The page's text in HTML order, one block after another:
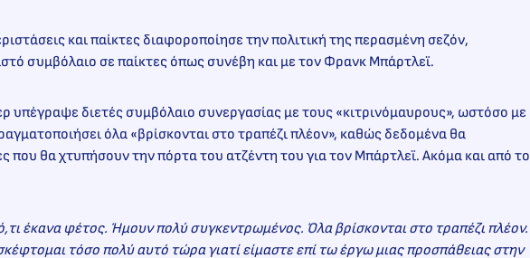
και παίκτες διαφοροποίησε την πολιτική της περασμένη σεζόν,
συμβόλαιο σε παίκτες όπως συνέβη και με τον Φρανκ Μπάρτλεϊ.
υπέγραψε διετές συμβόλαιο συνεργασίας με τους «κιτρινόμαυρους», ωστόσο με
όλα «βρίσκονται στο τραπέζι πλέον», καθώς δεδομένα θα
που θα χτυπήσουν την πόρτα του ατζέντη του για τον Μπάρτλεϊ. Ακόμα και από το
έκανα φέτος. Ήμουν πολύ συγκεντρωμένος. Όλα βρίσκονται στο τραπέζι πλέον.
τόσο πολύ αυτό τώρα γιατί είμαστε επί τω έργω μιας προσπάθειας στην